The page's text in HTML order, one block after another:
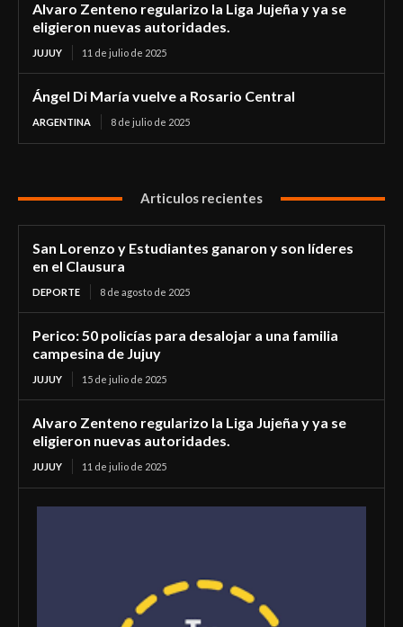
Alvaro Zenteno regularizo la Liga Jujeña y ya se
eligieron nuevas autoridades.
JUJUY 11 de julio de 2025
Ángel Di María vuelve a Rosario Central
ARGENTINA 8 de julio de 2025
Articulos recientes
San Lorenzo y Estudiantes ganaron y son líderes
en el Clausura
DEPORTE 8 de agosto de 2025
Perico: 50 policías para desalojar a una familia
campesina de Jujuy
JUJUY 15 de julio de 2025
Alvaro Zenteno regularizo la Liga Jujeña y ya se
eligieron nuevas autoridades.
JUJUY 11 de julio de 2025